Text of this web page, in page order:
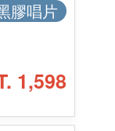
膠唱片
1,598